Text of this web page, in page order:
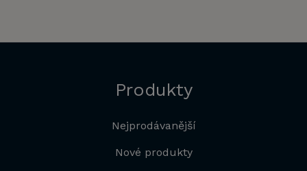
Produkty
Nejprodávanější
Nové produkty